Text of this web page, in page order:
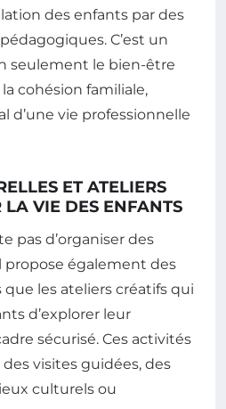
des enfants par des
C’est un
seulement le bien-être
cohésion familiale,
d’une vie professionnelle
ET ATELIERS
LA VIE DES ENFANTS
pas d’organiser des
propose également des
que les ateliers créatifs qui
d’explorer leur
sécurisé. Ces activités
visites guidées, des
culturels ou